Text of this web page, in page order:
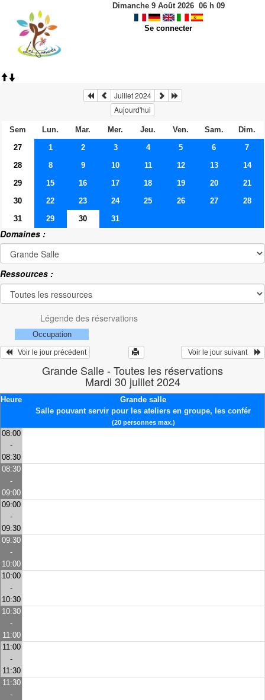
Dimanche 9 Août 2026 06h 09
Se connecter
Juillet 2024
Aujourd'hui
Sem Lun. Mar. Mer. Jeu. Ven. Sam.
Dim.
27
1 2 3 4 5 6
7
28
8 9 10 11 12 13
14
29
15 16 17 18 19 20
21
30
22 23 24 25 26 27
28
31
29 30 31
Domaines :
Ressources :
Légende des réservations
Occupation
   Voir le jour précédent
  Voir le jour suivant
Grande Salle - Toutes les réservations
Mardi 30 juillet 2024
Heure
Grande salle
Salle pouvant servir pour les ateliers en groupe, les confér
(20 personnes max.)
08:00
-
08:30
08:30
-
09:00
09:00
-
09:30
09:30
-
10:00
10:00
-
10:30
10:30
-
11:00
11:00
-
11:30
11:30
-